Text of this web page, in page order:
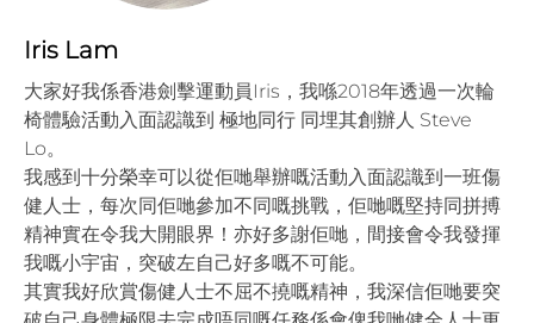
Iris Lam
大家好我係香港劍擊運動員Iris，我喺2018年透過一次輪
椅體驗活動入面認識到 極地同行 同埋其創辦人 Steve
Lo。
我感到十分榮幸可以從佢哋舉辦嘅活動入面認識到一班傷
健人士，每次同佢哋參加不同嘅挑戰，佢哋嘅堅持同拼搏
精神實在令我大開眼界！亦好多謝佢哋，間接會令我發揮
我嘅小宇宙，突破左自己好多嘅不可能。
其實我好欣賞傷健人士不屈不撓嘅精神，我深信佢哋要突